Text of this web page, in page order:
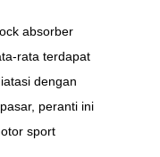
absorber
rata terdapat
dengan
peranti ini
sport